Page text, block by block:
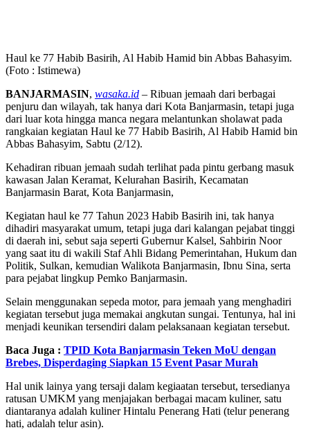
Haul ke 77 Habib Basirih, Al Habib Hamid bin Abbas Bahasyim.
(Foto : Istimewa)
BANJARMASIN, wasaka.id – Ribuan jemaah dari berbagai
penjuru dan wilayah, tak hanya dari Kota Banjarmasin, tetapi juga
dari luar kota hingga manca negara melantunkan sholawat pada
rangkaian kegiatan Haul ke 77 Habib Basirih, Al Habib Hamid bin
Abbas Bahasyim, Sabtu (2/12).
Kehadiran ribuan jemaah sudah terlihat pada pintu gerbang masuk
kawasan Jalan Keramat, Kelurahan Basirih, Kecamatan
Banjarmasin Barat, Kota Banjarmasin,
Kegiatan haul ke 77 Tahun 2023 Habib Basirih ini, tak hanya
dihadiri masyarakat umum, tetapi juga dari kalangan pejabat tinggi
di daerah ini, sebut saja seperti Gubernur Kalsel, Sahbirin Noor
yang saat itu di wakili Staf Ahli Bidang Pemerintahan, Hukum dan
Politik, Sulkan, kemudian Walikota Banjarmasin, Ibnu Sina, serta
para pejabat lingkup Pemko Banjarmasin.
Selain menggunakan sepeda motor, para jemaah yang menghadiri
kegiatan tersebut juga memakai angkutan sungai. Tentunya, hal ini
menjadi keunikan tersendiri dalam pelaksanaan kegiatan tersebut.
Baca Juga : TPID Kota Banjarmasin Teken MoU dengan
Brebes, Disperdaging Siapkan 15 Event Pasar Murah
Hal unik lainya yang tersaji dalam kegiaatan tersebut, tersedianya
ratusan UMKM yang menjajakan berbagai macam kuliner, satu
diantaranya adalah kuliner Hintalu Penerang Hati (telur penerang
hati, adalah telur asin).